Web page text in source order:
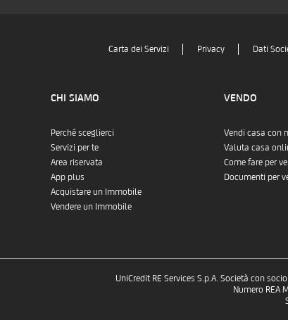
Carta dei Servizi Privacy Dati
CHI SIAMO
Perché sceglierci
Servizi per te
Area riservata
App plus
Acquistare un Immobile
Vendere un Immobile
VENDO
Vendi casa con
Valuta casa
Come fare per
Documenti per
UniCredit RE Services S.p.A. Società con
Numero REA